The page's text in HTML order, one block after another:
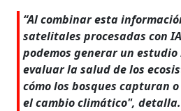
“Al combinar esta
satelitales procesadas con
podemos generar un
evaluar la salud de los
cómo los bosques capturan
el cambio climático", detalla.